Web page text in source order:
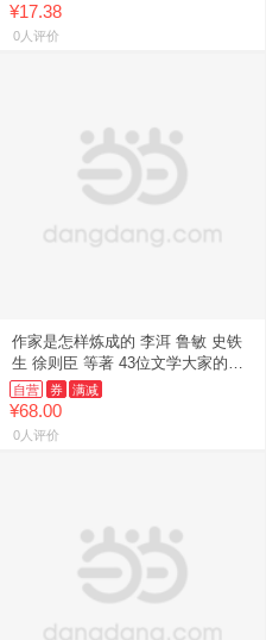
¥17.38
0人评价
作家是怎样炼成的 李洱 鲁敏 史铁
生 徐则臣 等著 43位文学大家的写
作秘籍与心路历程
自营 券 满减
¥68.00
0人评价